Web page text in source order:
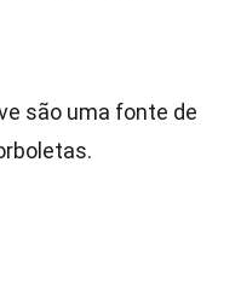
são uma fonte de